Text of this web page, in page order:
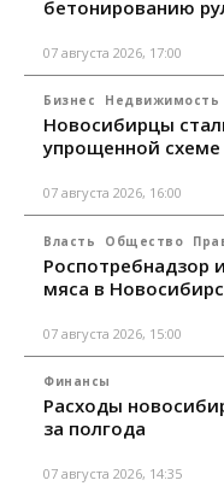
бетонированию
07 августа 2026, 17:00
Бизнес Недвижимость
Новосибирцы
упрощенной схеме
07 августа 2026, 16:00
Власть Общество
Роспотребнадзор
мяса в
07 августа 2026, 15:00
Финансы
Расходы
за полгода
07 августа 2026, 14:35